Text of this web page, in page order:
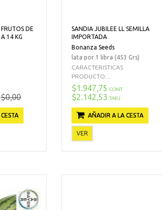
DE
14 KG
$0,00
SANDIA JUBILEE LL SEMILLA
IMPORTADA
Bonanza Seeds
lata por 1 libra (453 Grs)
CARACTERISTICAS
PRODUCTO:...
$1.947,75 CONT
$2.142,53 TARJ
AÑADIR A LA CESTA
VER